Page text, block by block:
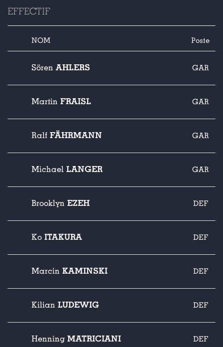
EFFECTIF
NOM Poste
Sören AHLERS GAR
Martin FRAISL GAR
Ralf FÄHRMANN GAR
Michael LANGER GAR
Brooklyn EZEH DEF
Ko ITAKURA DEF
Marcin KAMINSKI DEF
Kilian LUDEWIG DEF
Henning MATRICIANI DEF